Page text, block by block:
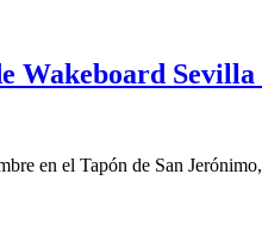
Wakeboard Sevilla
en el Tapón de San